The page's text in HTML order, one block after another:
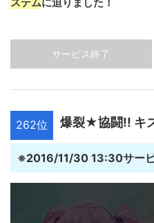
サービス終了
262位 爆裂★協闘!! キ
※2016/11/30 13:30サー